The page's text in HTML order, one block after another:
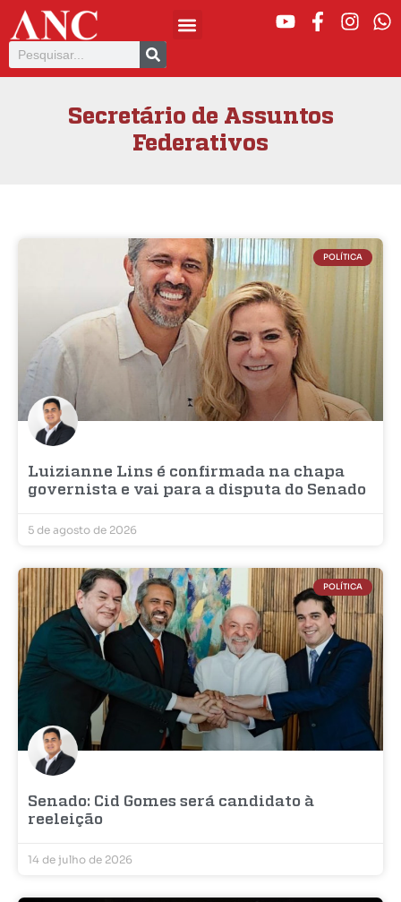
Secretário de Assuntos
Federativos
POLÍTICA
Luizianne Lins é confirmada na chapa
governista e vai para a disputa do Senado
5 de agosto de 2026
POLÍTICA
Senado: Cid Gomes será candidato à
reeleição
14 de julho de 2026